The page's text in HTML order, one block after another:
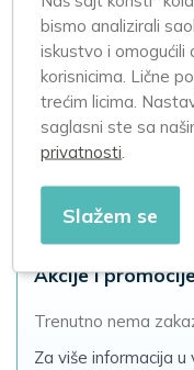
Galenika Pantenol
Collagen 20 kesica
1.500,00
Akcije i
Trenutno nema
Za više informacija
bismo analizirali
iskustvo i omogućili
korisnicima. Lične
trećim licima.
saglasni ste sa
privatnosti
Slažem se